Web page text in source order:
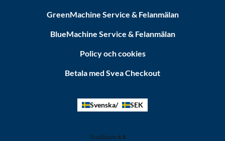
GreenMachine Service & Felanmälan
BlueMachine Service & Felanmälan
Policy och cookies
Betala med Svea Checkout
Svenska SEK